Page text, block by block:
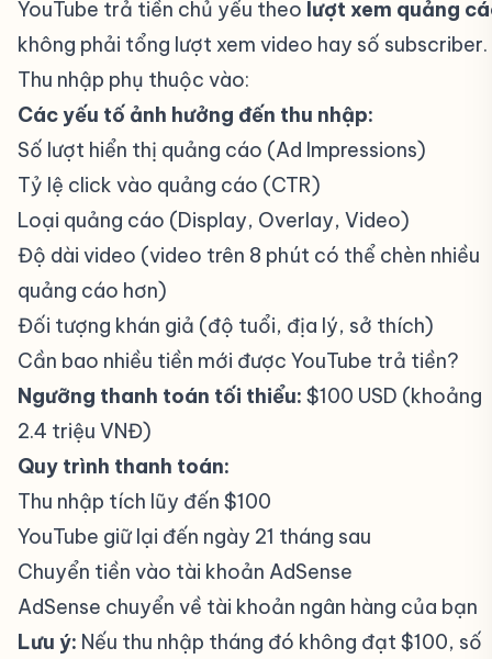
YouTube trả tiền chủ yếu theo lượt xem quảng
không phải tổng lượt xem video hay số subscriber.
Thu nhập phụ thuộc vào:
Các yếu tố ảnh hưởng đến thu nhập:
Số lượt hiển thị quảng cáo (Ad Impressions)
Tỷ lệ click vào quảng cáo (CTR)
Loại quảng cáo (Display, Overlay, Video)
Độ dài video (video trên 8 phút có thể chèn nhiều
quảng cáo hơn)
Đối tượng khán giả (độ tuổi, địa lý, sở thích)
Cần bao nhiều tiền mới được YouTube trả tiền?
Ngưỡng thanh toán tối thiểu: $100 USD (khoảng
2.4 triệu VNĐ)
Quy trình thanh toán:
Thu nhập tích lũy đến $100
YouTube giữ lại đến ngày 21 tháng sau
Chuyển tiền vào tài khoản AdSense
AdSense chuyển về tài khoản ngân hàng của bạn
Lưu ý: Nếu thu nhập tháng đó không đạt $100, số